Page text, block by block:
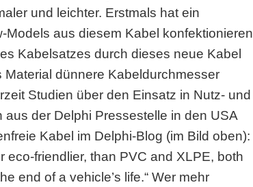
und leichter. Erstmals hat ein
aus diesem Kabel konfektionieren
Kabelsatzes durch dieses neue Kabel
dünnere Kabeldurchmesser
Studien über den Einsatz in Nutz- und
der Delphi Pressestelle in den USA
Kabel im Delphi-Blog (im Bild oben):
eco-friendlier, than PVC and XLPE, both
end of a vehicle’s life.“ Wer mehr